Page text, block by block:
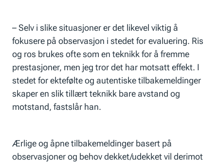
– Selv i slike situasjoner er det likevel viktig å
fokusere på observasjon i stedet for evaluering. Ris
og ros brukes ofte som en teknikk for å fremme
prestasjoner, men jeg tror det har motsatt effekt. I
stedet for ektefølte og autentiske tilbakemeldinger
skaper en slik tillært teknikk bare avstand og
motstand, fastslår han.
Ærlige og åpne tilbakemeldinger basert på
observasjoner og behov dekket/udekket vil derimot